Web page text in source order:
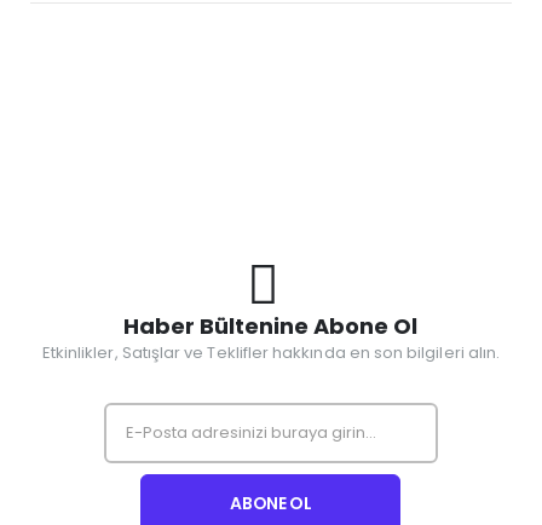
Haber Bültenine Abone Ol
Etkinlikler, Satışlar ve Teklifler hakkında en son bilgileri alın.